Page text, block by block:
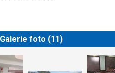
Galerie foto (11)